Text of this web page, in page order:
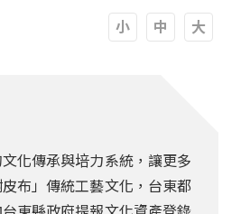
化傳承與培力系統，讓更多
布」傳統工藝文化，台東都